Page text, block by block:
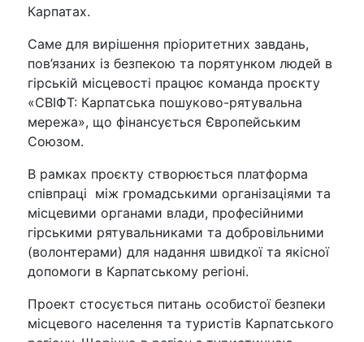
Карпатах.
Саме для вирішення пріоритетних завдань,
пов’язаних із безпекою та порятунком людей в
гірській місцевості працює команда проєкту
«СВІФТ: Карпатська пошуково-рятувальна
мережа», що фінансується Європейським
Союзом.
В рамках проєкту створюється платформа
співпраці між громадськими організаціями та
місцевими органами влади, професійними
гірськими рятувальниками та добровільними
(волонтерами) для надання швидкої та якісної
допомоги в Карпатському регіоні.
Проект стосується питань особистої безпеки
місцевого населення та туристів Карпатського